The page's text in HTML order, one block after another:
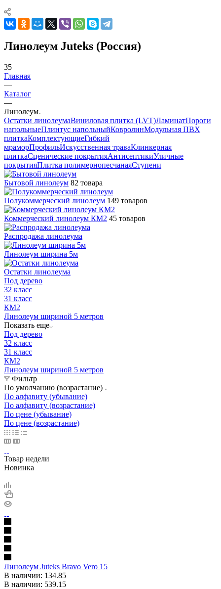
Линолеум Juteks (Россия)
35
Главная
—
Каталог
—
Линолеум
Остатки линолеумаВиниловая плитка (LVT)ЛаминатПороги
напольныеПлинтус напольныйКовролинМодульная ПВХ
плиткаКомплектующиеГибкий
мраморПрофильИскусственная траваКлинкерная
плиткаСценические покрытияАнтисептикиУличные
покрытияПлитка полимернопесчанаяСтупени
Бытовой линолеум 82 товара
Полукоммерческий линолеум 149 товаров
Коммерческий линолеум КМ2 45 товаров
Распродажа линолеума
Линолеум ширина 5м
Остатки линолеума
Под дерево
32 класс
31 класс
КМ2
Линолеум шириной 5 метров
Показать еще
Под дерево
32 класс
31 класс
КМ2
Линолеум шириной 5 метров
Фильтр
По умолчанию (возрастание)
По алфавиту (убывание)
По алфавиту (возрастание)
По цене (убывание)
По цене (возрастание)
Товар недели
Новинка
Линолеум Juteks Bravo Vero 15
В наличии: 134.85
В наличии: 539.15